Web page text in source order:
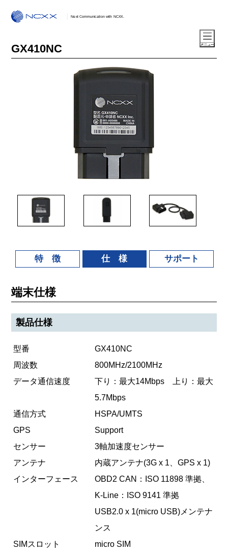
Next Communication with NCXX.
GX410NC
特 徴 仕 様 サポート
端末仕様
製品仕様
型番
GX410NC
周波数
800MHz/2100MHz
データ通信速度
下り：最大14Mbps 上り：最大
5.7Mbps
通信方式
HSPA/UMTS
GPS
Support
センサー
3軸加速度センサー
アンテナ
内蔵アンテナ(3G x 1、GPS x 1)
インターフェース
OBD2 CAN：ISO 11898 準拠、
K-Line：ISO 9141 準拠
USB2.0 x 1(micro USB)メンテナ
ンス
SIMスロット
micro SIM